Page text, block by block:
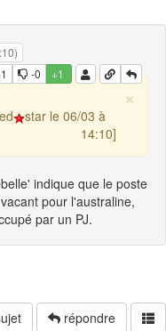
-0 +1
×
star le 06/03 à
14:10]
indique que le poste
pour l'australine,
par un PJ.
répondre